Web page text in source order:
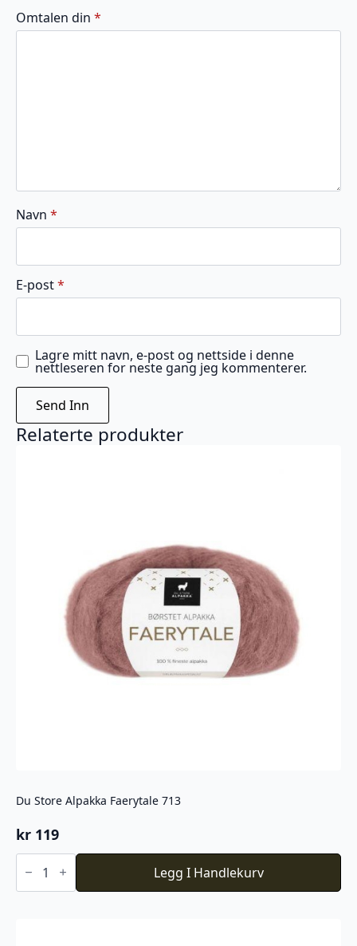
av
5
av
5
av
5
av
5
av
5
Omtalen din *
Navn *
E-post*
Lagre mitt navn, e-post og nettside i denne
nettleseren for neste gang jeg kommenterer.
Relaterte produkter
Du Store Alpakka Faerytale 713
kr 119
Du
Store
Faerytale
Legg I Handlekurv